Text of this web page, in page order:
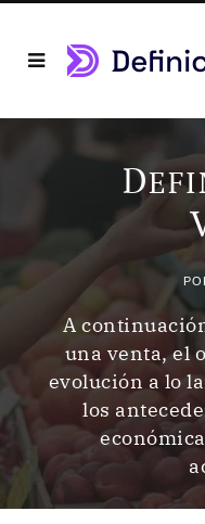
D
A
una venta, el
evolución a lo
los